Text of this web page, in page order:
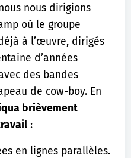
nous dirigions
où le groupe
à l’œuvre, dirigés
d’années
des bandes
de cow-boy. En
brièvement
:
en lignes parallèles.